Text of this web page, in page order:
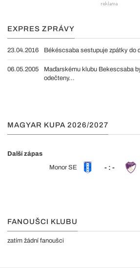
EXPRES ZPRÁVY
23.04.2016 Békéscsaba sestupuje zpátky do
06.05.2005
Maďarskému klubu Bekescsaba
odečteny...
MAGYAR KUPA 2026/2027
Další zápas
Monor SE
- : -
FANOUŠCI KLUBU
zatím žádní fanoušci